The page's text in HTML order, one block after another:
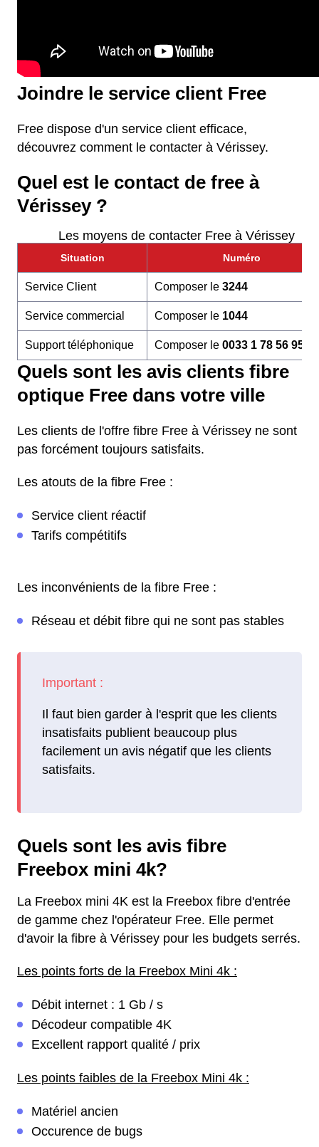
Joindre le service client Free
Free dispose d'un service client efficace,
découvrez comment le contacter à Vérissey.
Quel est le contact de free à
Vérissey ?
Les moyens de contacter Free à Vérissey
Situation Numéro
Service Client Composer le 3244
Service commercial Composer le 1044
Support téléphonique Composer le 0033 1 78 56 95 60
Quels sont les avis clients fibre
optique Free dans votre ville
Les clients de l'offre fibre Free à Vérissey ne sont
pas forcément toujours satisfaits.
Les atouts de la fibre Free :
Service client réactif
Tarifs compétitifs
Les inconvénients de la fibre Free :
Réseau et débit fibre qui ne sont pas stables
Il faut bien garder à l'esprit que les clients
insatisfaits publient beaucoup plus
facilement un avis négatif que les clients
satisfaits.
Quels sont les avis fibre
Freebox mini 4k?
La Freebox mini 4K est la Freebox fibre d'entrée
de gamme chez l'opérateur Free. Elle permet
d'avoir la fibre à Vérissey pour les budgets serrés.
Les points forts de la Freebox Mini 4k :
Débit internet : 1 Gb / s
Décodeur compatible 4K
Excellent rapport qualité / prix
Les points faibles de la Freebox Mini 4k :
Matériel ancien
Occurence de bugs